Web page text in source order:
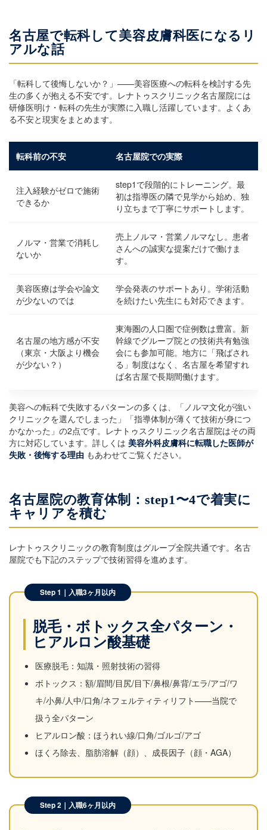
名古屋で転科して美容皮膚科医になるリ
アルな話
「転科して後悔しないか？」——美容医療への転科を検討する先
生の多くが抱える不安です。レナトゥスクリニック名古屋院には
研修医明け・転科の先生が実際に入職し活躍しています。よくあ
る不安と現実をまとめます。
転科前の不安 名古屋院での実際
注入経験がゼロで施術
できるか
step1で段階的にトレーニング。最
初は指導医の隣で見学から始め、独
り立ちまで丁寧にサポートします。
ノルマ・営業で消耗し
ないか
売上ノルマ・営業ノルマなし。患者
さんへの誠実な提案だけで働けま
す。
美容医療は学会や論文
が少ないのでは
学会発表のサポートあり。学術活動
を続けたい先生にも対応できます。
名古屋の地方感が不安
（東京・大阪より機会
が少ない？）
東海圏の人口圏で症例数は豊富。新
幹線でグループ院との技術共有勉強
会にも参加可能。地方に「飛ばされ
る」制度はなく、名古屋を希望すれ
ば名古屋で長期間働けます。
美容への転科で失敗するパターンの多くは、「ノルマ文化が強い
クリニックを選んでしまった」「指導体制が薄くて技術が身につ
かなかった」の2点です。レナトゥスクリニック名古屋院はその両
方に対応しています。詳しくは 美容外科皮膚科に転職した医師が
失敗・後悔する理由 もあわせてご覧ください。
名古屋院の教育体制：step1〜4で着実に
キャリアを積む
レナトゥスクリニックの教育制度はグループ全院共通です。名古
屋院でも下記のステップで技術習得を進めます。
Step 1｜入職3ヶ月以内
脱毛・ボトックス全パターン・
ヒアルロン酸基礎
医療脱毛：知識・照射技術の習得
ボトックス：額/眉間/目尻/目下/鼻根/鼻背/エラ/アゴ/ワ
キ/小鼻/人中/口角/ネフェルティティリフト——当院で
扱う全パターン
ヒアルロン酸：ほうれい線/口角/ゴルゴ/アゴ
ほくろ除去、脂肪溶解（顔）、成長因子（顔・AGA）
Step 2｜入職6ヶ月以内